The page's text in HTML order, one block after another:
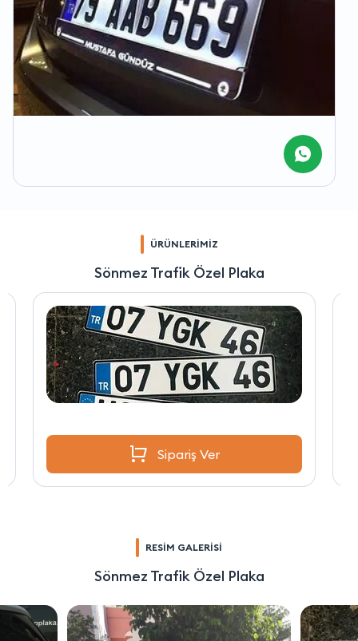
ÜRÜNLERİMİZ
Sönmez Trafik Özel Plaka
Sipariş Ver
RESİM GALERİSİ
Sönmez Trafik Özel Plaka